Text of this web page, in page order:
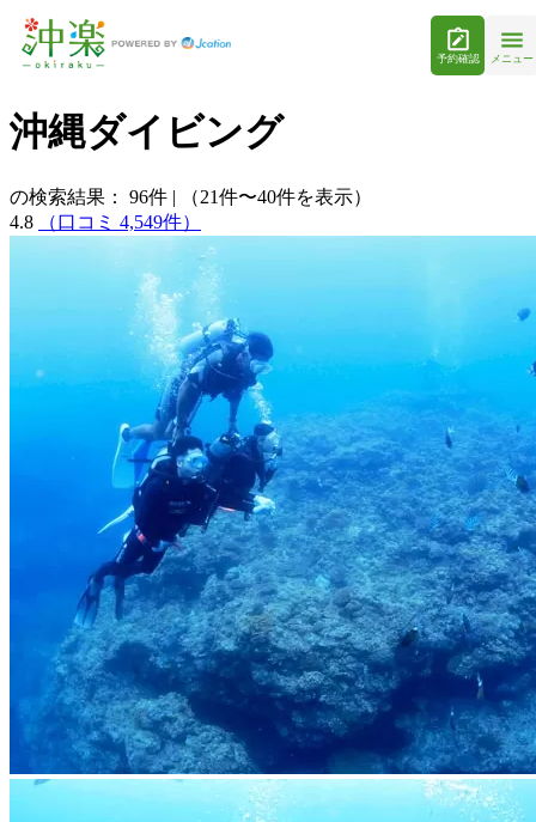
予約確認 メニュー
沖縄ダイビング
の検索結果： 96件 |
（21件〜40件を表示）
4.8
（口コミ 4,549件）